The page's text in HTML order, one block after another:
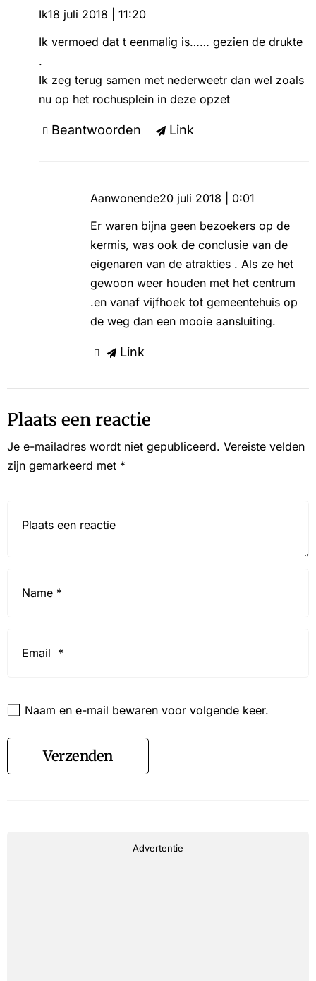
Ik18 juli 2018 | 11:20
Ik vermoed dat t eenmalig is…… gezien de drukte
.
Ik zeg terug samen met nederweetr dan wel zoals
nu op het rochusplein in deze opzet
Beantwoorden Link
Aanwonende20 juli 2018 | 0:01
Er waren bijna geen bezoekers op de
kermis, was ook de conclusie van de
eigenaren van de atrakties . Als ze het
gewoon weer houden met het centrum
.en vanaf vijfhoek tot gemeentehuis op
de weg dan een mooie aansluiting.
Link
Plaats een reactie
Je e-mailadres wordt niet gepubliceerd. Vereiste velden
zijn gemarkeerd met *
Naam en e-mail bewaren voor volgende keer.
Verzenden
Advertentie